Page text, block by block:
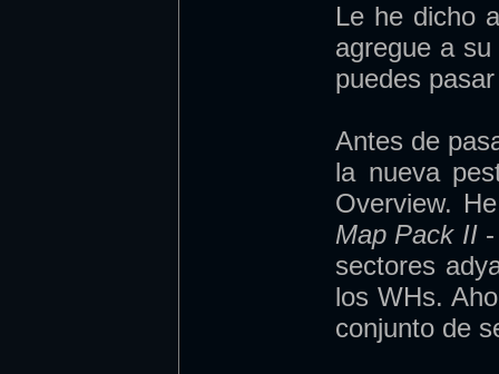
Le he dicho
agregue a
puedes
Antes de
la nueva
Overview.
Map Pack II-
sectores
los WHs.
conjunto de